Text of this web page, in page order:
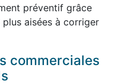
préventif grâce
aisées à corriger
commerciales